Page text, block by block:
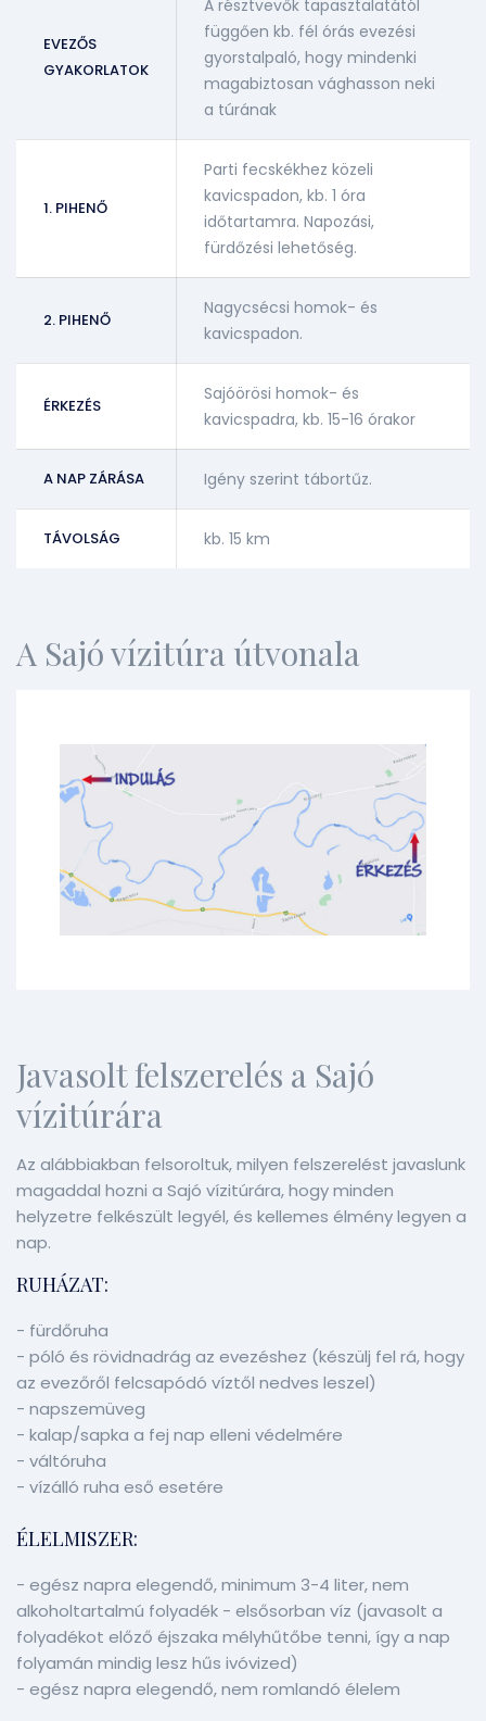
EVEZŐS
GYAKORLATOK
A résztvevők tapasztalatától
függően kb. fél órás evezési
gyorstalpaló, hogy mindenki
magabiztosan vághasson neki
a túrának
1. PIHENŐ
Parti fecskékhez közeli
kavicspadon, kb. 1 óra
időtartamra. Napozási,
fürdőzési lehetőség.
2. PIHENŐ
Nagycsécsi homok- és
kavicspadon.
ÉRKEZÉS
Sajóörösi homok- és
kavicspadra, kb. 15-16 órakor
A NAP ZÁRÁSA Igény szerint tábortűz.
TÁVOLSÁG kb. 15 km
A Sajó vízitúra útvonala
Javasolt felszerelés a Sajó
vízitúrára
Az alábbiakban felsoroltuk, milyen felszerelést javaslunk
magaddal hozni a Sajó vízitúrára, hogy minden
helyzetre felkészült legyél, és kellemes élmény legyen a
nap.
RUHÁZAT:
- fürdőruha
- póló és rövidnadrág az evezéshez (készülj fel rá, hogy
az evezőről felcsapódó víztől nedves leszel)
- napszemüveg
- kalap/sapka a fej nap elleni védelmére
- váltóruha
- vízálló ruha eső esetére
ÉLELMISZER:
- egész napra elegendő, minimum 3-4 liter, nem
alkoholtartalmú folyadék - elsősorban víz (javasolt a
folyadékot előző éjszaka mélyhűtőbe tenni, így a nap
folyamán mindig lesz hűs ivóvized)
- egész napra elegendő, nem romlandó élelem